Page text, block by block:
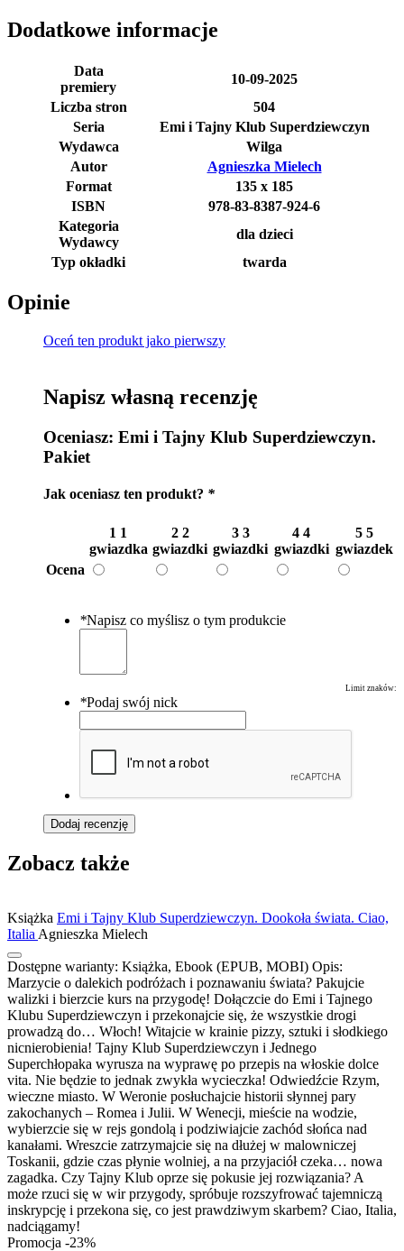
Dodatkowe informacje
Data
premiery
10-09-2025
Liczba stron
504
Seria
Emi i Tajny Klub Superdziewczyn
Wydawca
Wilga
Autor
Agnieszka Mielech
Format
135 x 185
ISBN
978-83-8387-924-6
Kategoria
Wydawcy
dla dzieci
Typ okładki
twarda
Opinie
Oceń ten produkt jako pierwszy
Napisz własną recenzję
Oceniasz: Emi i Tajny Klub Superdziewczyn.
Pakiet
Jak oceniasz ten produkt? *
1 1
gwiazdka
2 2
gwiazdki
3 3
gwiazdki
4 4
gwiazdki
5 5
gwiazdek
Ocena
*Napisz co myślisz o tym produkcie
Limit znaków:
*Podaj swój nick
Dodaj recenzję
Zobacz także
Książka Emi i Tajny Klub Superdziewczyn. Dookoła świata. Ciao,
Italia Agnieszka Mielech
Dostępne warianty: Książka, Ebook (EPUB, MOBI) Opis:
Marzycie o dalekich podróżach i poznawaniu świata? Pakujcie
walizki i bierzcie kurs na przygodę! Dołączcie do Emi i Tajnego
Klubu Superdziewczyn i przekonajcie się, że wszystkie drogi
prowadzą do… Włoch! Witajcie w krainie pizzy, sztuki i słodkiego
nicnierobienia! Tajny Klub Superdziewczyn i Jednego
Superchłopaka wyrusza na wyprawę po przepis na włoskie dolce
vita. Nie będzie to jednak zwykła wycieczka! Odwiedźcie Rzym,
wieczne miasto. W Weronie posłuchajcie historii słynnej pary
zakochanych – Romea i Julii. W Wenecji, mieście na wodzie,
wybierzcie się w rejs gondolą i podziwiajcie zachód słońca nad
kanałami. Wreszcie zatrzymajcie się na dłużej w malowniczej
Toskanii, gdzie czas płynie wolniej, a na przyjaciół czeka… nowa
zagadka. Czy Tajny Klub oprze się pokusie jej rozwiązania? A
może rzuci się w wir przygody, spróbuje rozszyfrować tajemniczą
inskrypcję i przekona się, co jest prawdziwym skarbem? Ciao, Italia,
nadciągamy!
Promocja -23%